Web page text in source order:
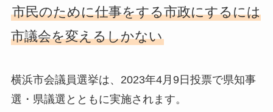
市民のために仕事をする市政にするには
市議会を変えるしかない
横浜市会議員選挙は、2023年4月9日投票で県知事
選・県議選とともに実施されます。